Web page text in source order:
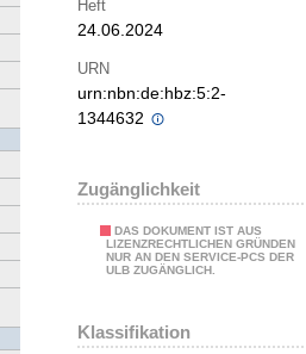
Heft
24.06.2024
URN
urn:nbn:de:hbz:5:2-
1344632
Zugänglichkeit
DAS DOKUMENT IST AUS
LIZENZRECHTLICHEN GRÜNDEN
NUR AN DEN SERVICE-PCS DER
ULB ZUGÄNGLICH.
Klassifikation